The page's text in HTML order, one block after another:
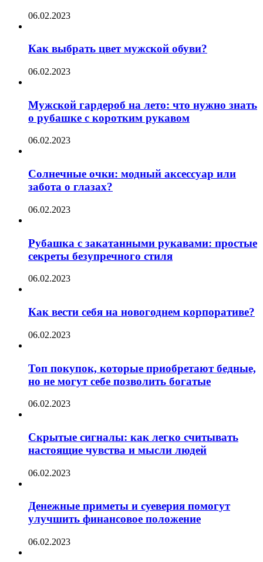
06.02.2023
Как выбрать цвет мужской обуви?
06.02.2023
Мужской гардероб на лето: что нужно знать
о рубашке с коротким рукавом
06.02.2023
Солнечные очки: модный аксессуар или
забота о глазах?
06.02.2023
Рубашка с закатанными рукавами: простые
секреты безупречного стиля
06.02.2023
Как вести себя на новогоднем корпоративе?
06.02.2023
Топ покупок, которые приобретают бедные,
но не могут себе позволить богатые
06.02.2023
Скрытые сигналы: как легко считывать
настоящие чувства и мысли людей
06.02.2023
Денежные приметы и суеверия помогут
улучшить финансовое положение
06.02.2023